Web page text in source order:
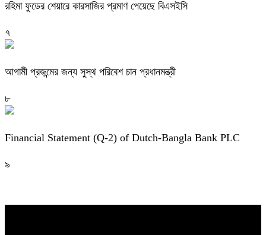
রহিমা ফুডের শেয়ারে কারসাজির প্রমাণ পেয়েছে বিএসইসি
৭
আগামী প্রজন্মের জন্য সুস্থ পরিবেশ চান প্রধানমন্ত্রী
৮
Financial Statement (Q-2) of Dutch-Bangla Bank PLC
৯